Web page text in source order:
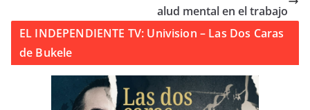
alud mental en el trabajo
EL INDEPENDIENTE TV: Univision – Las Dos Caras
de Bukele